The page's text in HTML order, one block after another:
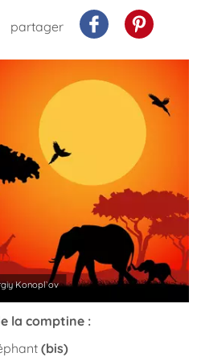
partager
Konopl`ov
la comptine :
(bis)